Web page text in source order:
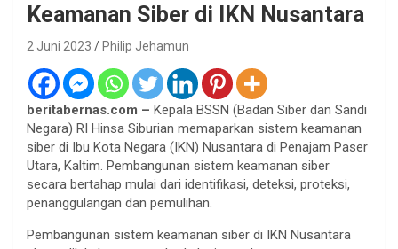
Keamanan Siber di IKN Nusantara
2 Juni 2023 Philip Jehamun
beritabernas.com – Kepala BSSN (Badan Siber dan Sandi
Negara) RI Hinsa Siburian memaparkan sistem keamanan
siber di Ibu Kota Negara (IKN) Nusantara di Penajam Paser
Utara, Kaltim. Pembangunan sistem keamanan siber
secara bertahap mulai dari identifikasi, deteksi, proteksi,
penanggulangan dan pemulihan.
Pembangunan sistem keamanan siber di IKN Nusantara